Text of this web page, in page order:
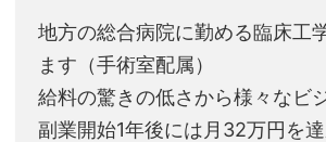
地方の総合病院に勤める臨床工
ます（手術室配属）
給料の驚きの低さから様々なビ
副業開始1年後には月32万円を